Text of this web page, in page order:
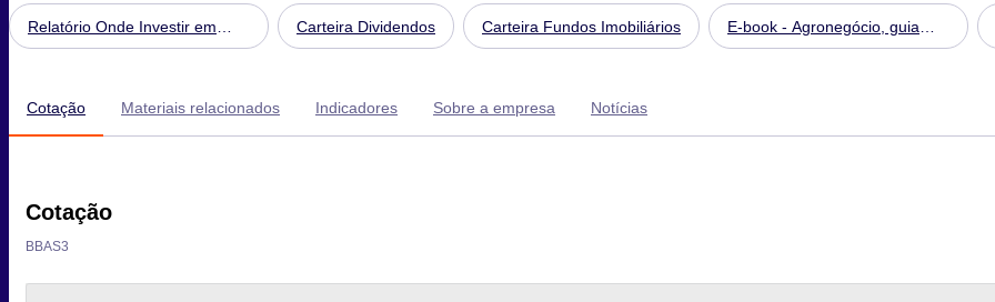
Relatório Onde Investir em
Agosto de 2026
Carteira Dividendos Carteira Fundos Imobiliários
E-book - Agronegócio, guia
completo para começar a
Cotação Materiais relacionados Indicadores Sobre a empresa Notícias
Cotação
BBAS3